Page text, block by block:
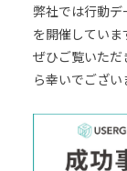
弊社では行動
を開催していま
ぜひご覧いただ
ら幸いでござい